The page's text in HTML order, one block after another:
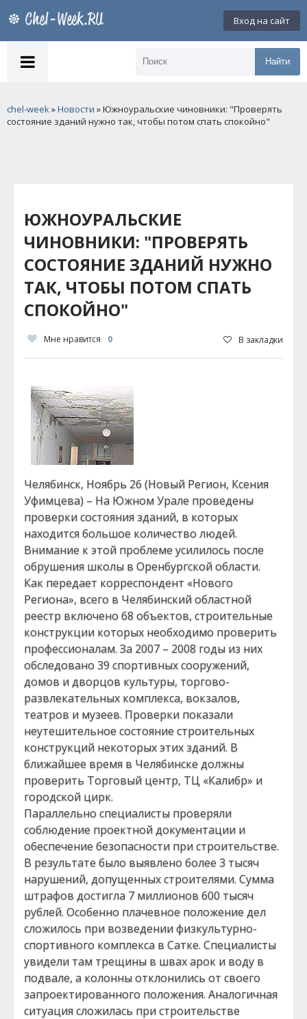
Вход на сайт
Найти
chel-week»Новости » Южноуральские чиновники: "Проверять
состояние зданий нужно так, чтобы потом спать спокойно"
ЮЖНОУРАЛЬСКИЕ
ЧИНОВНИКИ: "ПРОВЕРЯТЬ
СОСТОЯНИЕ ЗДАНИЙ НУЖНО
ТАК, ЧТОБЫ ПОТОМ СПАТЬ
СПОКОЙНО"
Мне нравится 0 В закладки
Челябинск, Ноябрь 26 (Новый Регион, Ксения
Уфимцева) – На Южном Урале проведены
проверки состояния зданий, в которых
находится большое количество людей.
Внимание к этой проблеме усилилось после
обрушения школы в Оренбургской области.
Как передает корреспондент «Нового
Региона», всего в Челябинский областной
реестр включено 68 объектов, строительные
конструкции которых необходимо проверить
профессионалам. За 2007 – 2008 годы из них
обследовано 39 спортивных сооружений,
домов и дворцов культуры, торгово-
развлекательных комплекса, вокзалов,
театров и музеев. Проверки показали
неутешительное состояние строительных
конструкций некоторых этих зданий. В
ближайшее время в Челябинске должны
проверить Торговый центр, ТЦ «Калибр» и
городской цирк.
Параллельно специалисты проверяли
соблюдение проектной документации и
обеспечение безопасности при строительстве.
В результате было выявлено более 3 тысяч
нарушений, допущенных строителями. Сумма
штрафов достигла 7 миллионов 600 тысяч
рублей. Особенно плачевное положение дел
сложилось при возведении физкультурно-
спортивного комплекса в Сатке. Специалисты
увидели там трещины в швах арок и воду в
подвале, а колонны отклонились от своего
запроектированного положения. Аналогичная
ситуация сложилась при строительстве